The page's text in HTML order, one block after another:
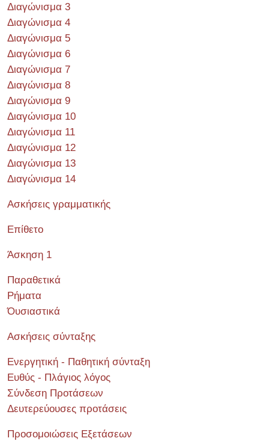
Διαγώνισμα 3
Διαγώνισμα 4
Διαγώνισμα 5
Διαγώνισμα 6
Διαγώνισμα 7
Διαγώνισμα 8
Διαγώνισμα 9
Διαγώνισμα 10
Διαγώνισμα 11
Διαγώνισμα 12
Διαγώνισμα 13
Διαγώνισμα 14
Ασκήσεις γραμματικής
Επίθετο
Άσκηση 1
Παραθετικά
Ρήματα
Όυσιαστικά
Ασκήσεις σύνταξης
Ενεργητική - Παθητική σύνταξη
Ευθύς - Πλάγιος λόγος
Σύνδεση Προτάσεων
Δευτερεύουσες προτάσεις
Προσομοιώσεις Εξετάσεων